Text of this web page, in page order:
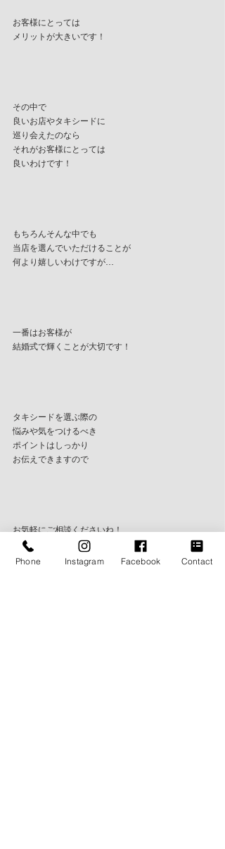
お客様にとっては
メリットが大きいです！
その中で
良いお店やタキシードに
巡り会えたのなら
それがお客様にとっては
良いわけです！
もちろんそんな中でも
当店を選んでいただけることが
何より嬉しいわけですが…
一番はお客様が
結婚式で輝くことが大切です！
タキシードを選ぶ際の
悩みや気をつけるべき
ポイントはしっかり
お伝えできますので
お気軽にご相談くださいね！
Phone Instagram Facebook Contact